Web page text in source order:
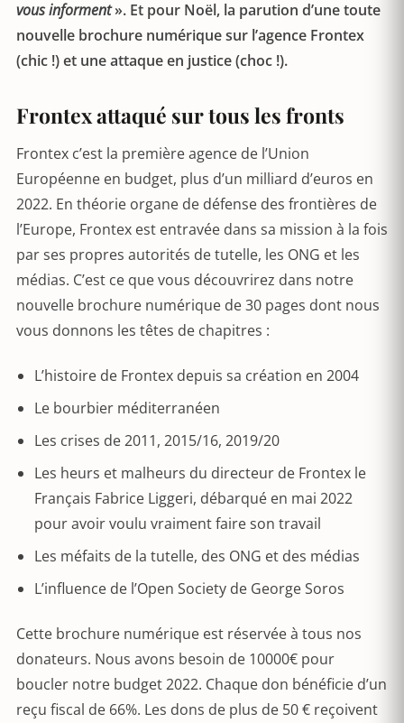
vous informent». Et pour Noël, la parution d’une toute
nouvelle brochure numérique sur l’agence Frontex
(chic !) et une attaque en justice (choc !).
Frontex attaqué sur tous les fronts
Frontex c’est la première agence de l’Union
Européenne en budget, plus d’un milliard d’euros en
2022. En théorie organe de défense des frontières de
l’Europe, Frontex est entravée dans sa mission à la fois
par ses propres autorités de tutelle, les ONG et les
médias. C’est ce que vous découvrirez dans notre
nouvelle brochure numérique de 30 pages dont nous
vous donnons les têtes de chapitres :
L’histoire de Frontex depuis sa création en 2004
Le bourbier méditerranéen
Les crises de 2011, 2015/16, 2019/20
Les heurs et malheurs du directeur de Frontex le
Français Fabrice Liggeri, débarqué en mai 2022
pour avoir voulu vraiment faire son travail
Les méfaits de la tutelle, des ONG et des médias
L’influence de l’Open Society de George Soros
Cette brochure numérique est réservée à tous nos
donateurs. Nous avons besoin de 10000€ pour
boucler notre budget 2022. Chaque don bénéficie d’un
reçu fiscal de 66%. Les dons de plus de 50 € reçoivent